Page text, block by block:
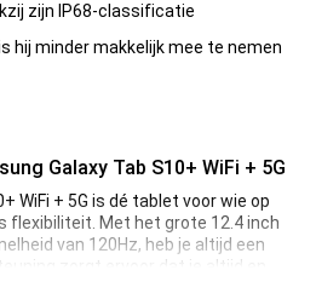
zijn IP68-classificatie
hij minder makkelijk mee te nemen
Galaxy Tab S10+ WiFi + 5G
WiFi + 5G is dé tablet voor wie op
flexibiliteit. Met het grote 12.4 inch
van 120Hz, heb je altijd een
zorgt ervoor dat je altijd en